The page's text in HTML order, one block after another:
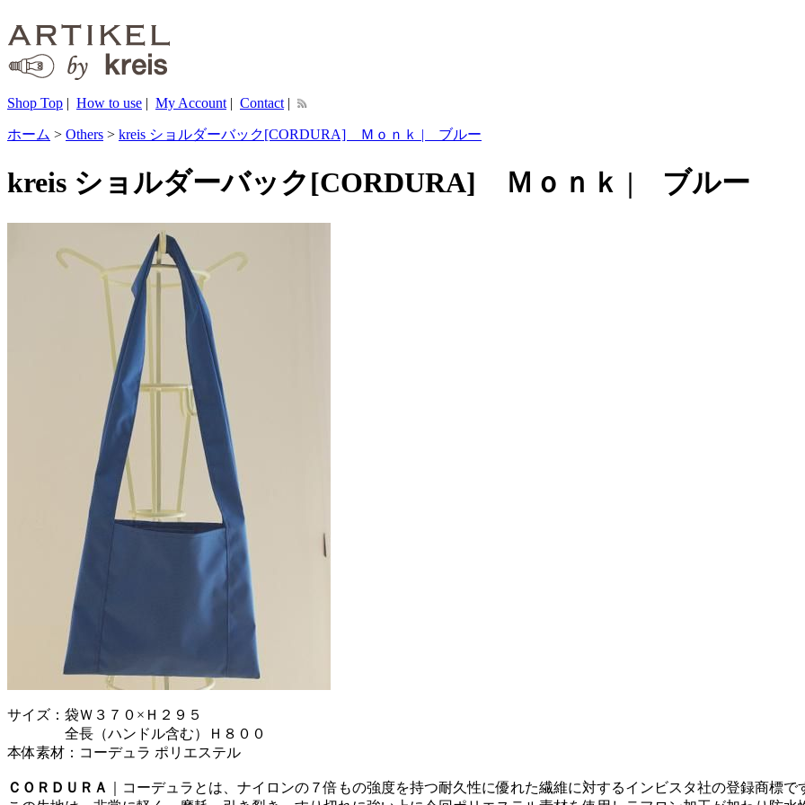
Shop Top | How to use | My Account | Contact |
ホーム > Others > kreis ショルダーバック[CORDURA] Ｍｏｎｋ | ブルー
kreis ショルダーバック[CORDURA] Ｍｏｎｋ | ブルー
サイズ：袋Ｗ３７０×Ｈ２９５
全長（ハンドル含む）Ｈ８００
本体素材：コーデュラ ポリエステル
ＣＯＲＤＵＲＡ
｜コーデュラとは、ナイロンの７倍もの強度を持つ耐久性に優れた繊維に対するインビスタ社の登録商標で